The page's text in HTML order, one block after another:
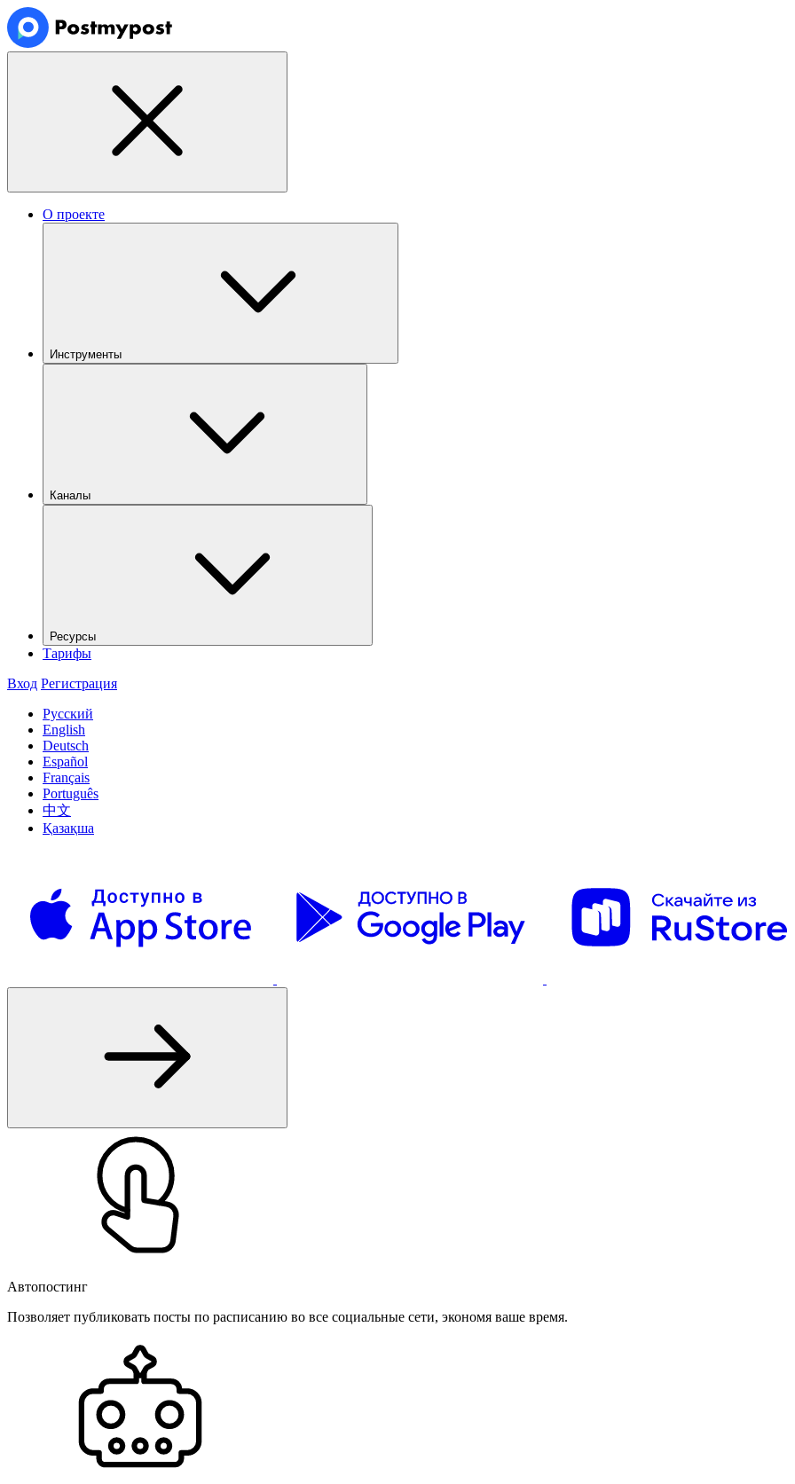
О проекте
Инструменты
Каналы
Ресурсы
Тарифы
Вход Регистрация
Русский
English
Deutsch
Español
Français
Português
中文
Қазақша
Автопостинг
Позволяет публиковать посты по расписанию во все социальные сети, экономя ваше время.